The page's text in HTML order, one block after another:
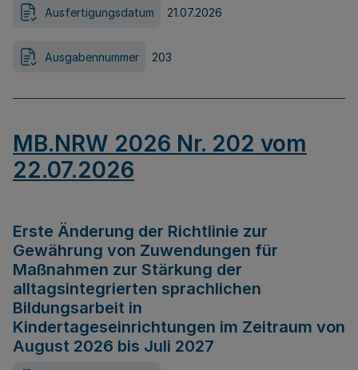
Ausfertigungsdatum 21.07.2026
Ausgabennummer 203
MB.NRW 2026 Nr. 202 vom
22.07.2026
Erste Änderung der Richtlinie zur
Gewährung von Zuwendungen für
Maßnahmen zur Stärkung der
alltagsintegrierten sprachlichen
Bildungsarbeit in
Kindertageseinrichtungen im Zeitraum von
August 2026 bis Juli 2027